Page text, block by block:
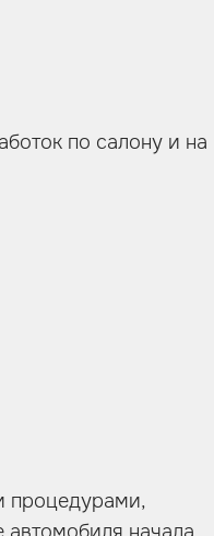
по салону и на
процедурами,